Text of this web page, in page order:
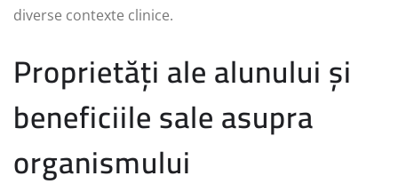
diverse contexte clinice.
Proprietăți ale alunului și
beneficiile sale asupra
organismului